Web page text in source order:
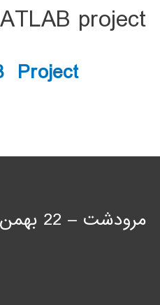
project
Project
مرودشت – 22 بهمن شمالی